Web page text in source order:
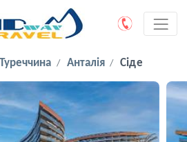
Туреччина Анталія Сіде